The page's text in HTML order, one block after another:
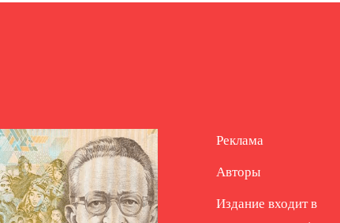
Реклама
Авторы
Издание входит в